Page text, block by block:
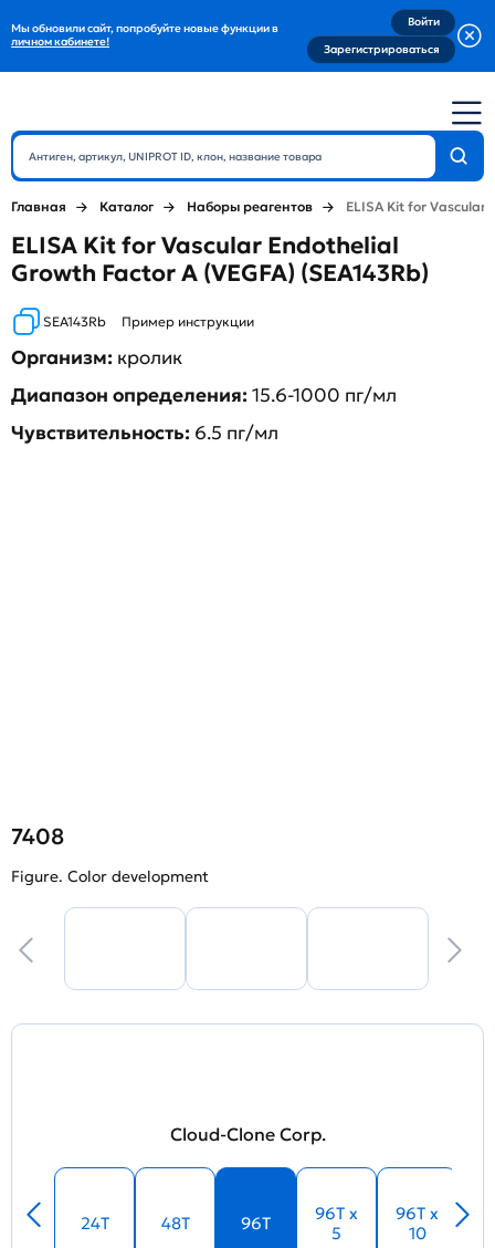
Мы обновили сайт, попробуйте новые функции в
личном кабинете!
Войти
Зарегистрироваться
Главная Каталог Наборы реагентов ELISA Kit for Vascular
ELISA Kit for Vascular Endothelial
Growth Factor A (VEGFA) (SEA143Rb)
SEA143Rb Пример инструкции
Организм: кролик
Диапазон определения:15.6-1000 пг/мл
Чувствительность: 6.5 пг/мл
7408
Figure. Color development
Cloud-Clone Corp.
24T 48T 96T
96T x
5
96T x
10